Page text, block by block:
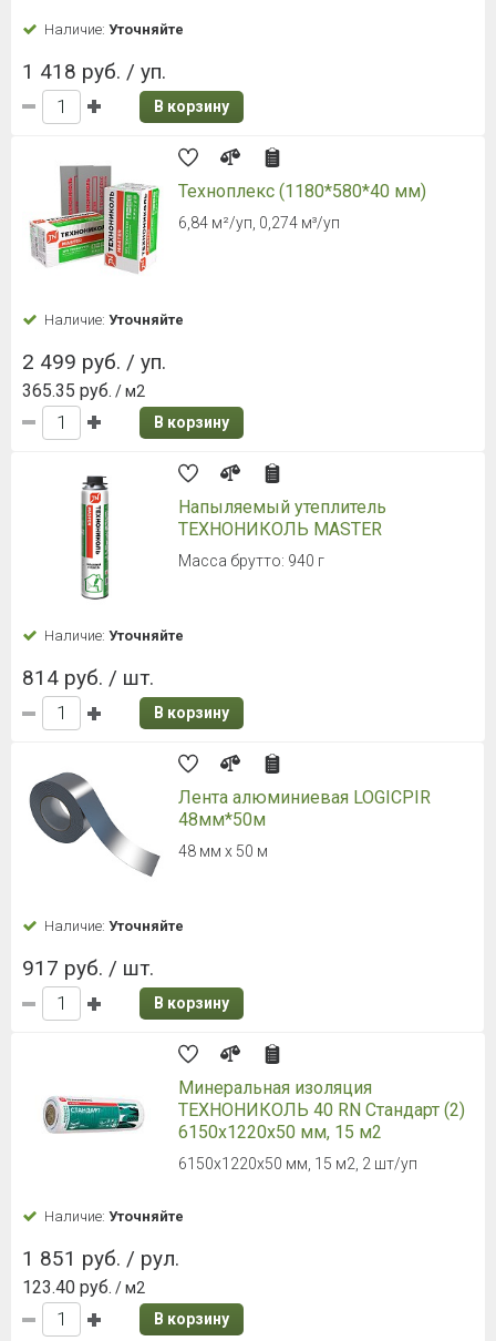
Наличие: Уточняйте
1 418 руб. / уп.
В корзину
Техноплекс (1180*580*40 мм)
6,84 м²/уп, 0,274 м³/уп
Наличие: Уточняйте
2 499 руб. / уп.
365.35 руб. / м2
В корзину
Напыляемый утеплитель
ТЕХНОНИКОЛЬ MASTER
Масса брутто: 940 г
Наличие: Уточняйте
814 руб. / шт.
В корзину
Лента алюминиевая LOGICPIR
48мм*50м
48 мм х 50 м
Наличие: Уточняйте
917 руб. / шт.
В корзину
Минеральная изоляция
ТЕХНОНИКОЛЬ 40 RN Стандарт (2)
6150х1220х50 мм, 15 м2
6150х1220х50 мм, 15 м2, 2 шт/уп
Наличие: Уточняйте
1 851 руб. / рул.
123.40 руб. / м2
В корзину